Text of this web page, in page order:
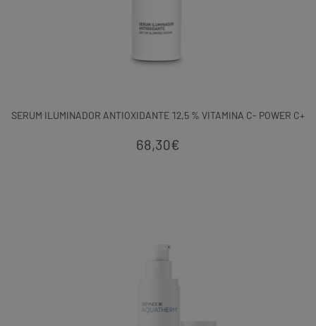
SERUM ILUMINADOR ANTIOXIDANTE 12,5 % VITAMINA C- POWER C+
68,30€